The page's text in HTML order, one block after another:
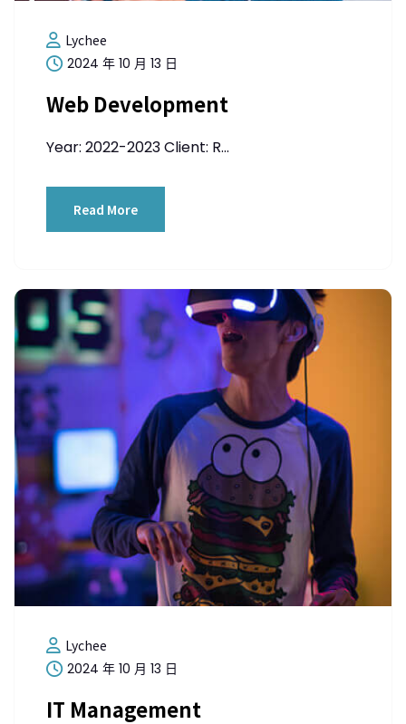
Lychee
2024 年 10 月 13 日
Web Development
Year: 2022-2023 Client: R...
Read More
Lychee
2024 年 10 月 13 日
IT Management